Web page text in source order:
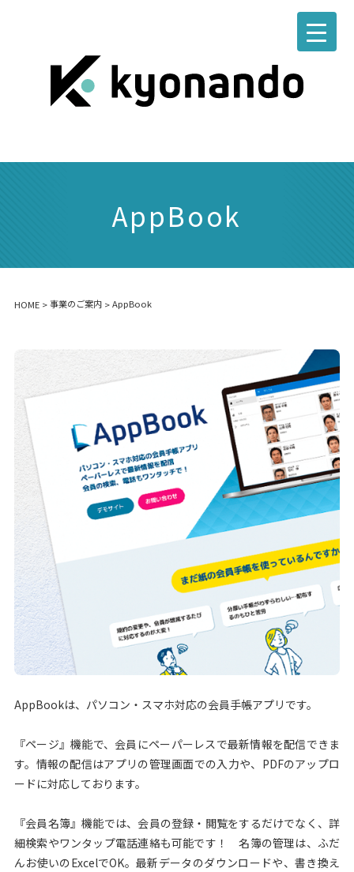
AppBook
HOME>事業のご案内>AppBook
AppBookは、パソコン・スマホ対応の会員手帳アプリです。
『ページ』機能で、会員にペーパーレスで最新情報を配信できま
す。情報の配信はアプリの管理画面での入力や、PDFのアップロ
ードに対応しております。
『会員名簿』機能では、会員の登録・閲覧をするだけでなく、詳
細検索やワンタップ電話連絡も可能です！ 名簿の管理は、ふだ
んお使いのExcelでOK。最新データのダウンロードや、書き換え